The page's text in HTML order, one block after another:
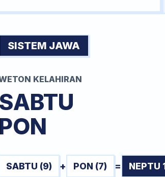
SISTEM JAWA
KELAHIRAN
SABTU
PON
SABTU (9) + PON (7) = NEPTU